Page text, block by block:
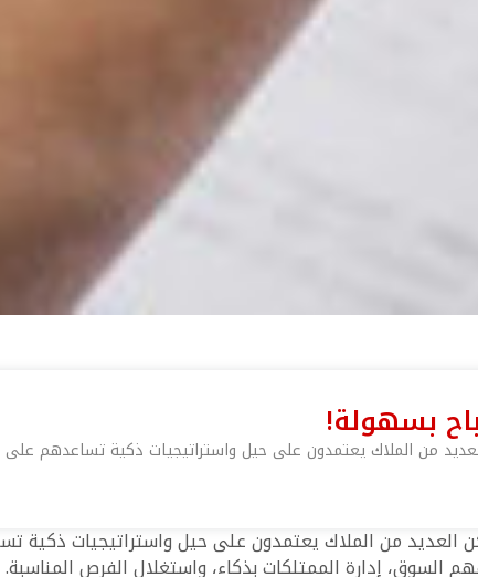
بسهولة!
من الملاك يعتمدون على حيل واستراتيجيات ذكية تساعدهم
العديد من الملاك يعتمدون على حيل واستراتيجيات
إدارة الممتلكات بذكاء، واستغلال الفرص